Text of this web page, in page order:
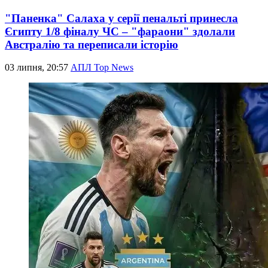
"Паненка" Салаха у серії пенальті принесла
Єгипту 1/8 фіналу ЧС – "фараони" здолали
Австралію та переписали історію
03 липня, 20:57 АПЛ Top News